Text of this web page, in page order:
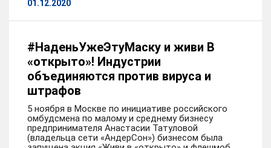
01.12.2020
#НаденьУжеЭтуМаску и живи В
«открыто»! Индустрии
объединяются против вируса и
штрафов
5 ноября в Москве по инициативе российского
омбудсмена по малому и среднему бизнесу
предпринимателя Анастасии Татуловой
(владельца сети «АндерСон») бизнесом была